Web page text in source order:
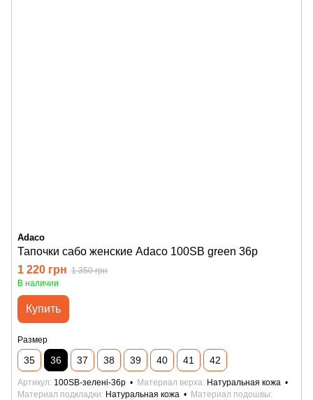
Adaco
Тапочки сабо женские Adaco 100SB green 36р
1 220 грн 1 350 грн
В наличии
Купить
Размер
35 36 37 38 39 40 41 42
Артикул 100SB-зелені-36р Материал верха Натуральная кожа
Материал подкладки
Натуральная кожа
Материал подошвы